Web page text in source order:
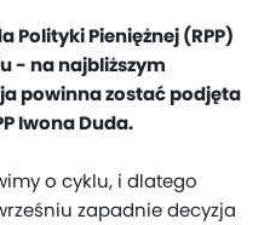
Polityki Pieniężnej (RPP)
- na najbliższym
powinna zostać podjęta
Iwona Duda.
o cyklu, i dlatego
zapadnie decyzja